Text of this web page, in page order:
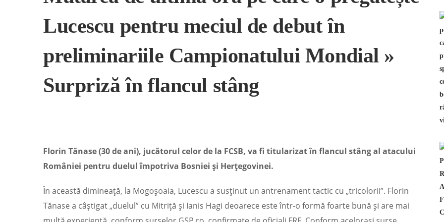
Lucescu pentru meciul de debut în
preliminariile Campionatului Mondial »
Surpriză în flancul stâng
Florin Tănase (30 de ani), jucătorul celor de la FCSB, va fi titularizat în flancul stâng al atacului
României pentru duelul împotriva Bosniei și Herțegovinei.
În această dimineață, la Mogoșoaia, Lucescu a susținut un antrenament tactic cu „tricolorii”. Florin
Tănase a câștigat „duelul” cu Mitriță și Ianis Hagi deoarece este într-o formă foarte bună și are mai